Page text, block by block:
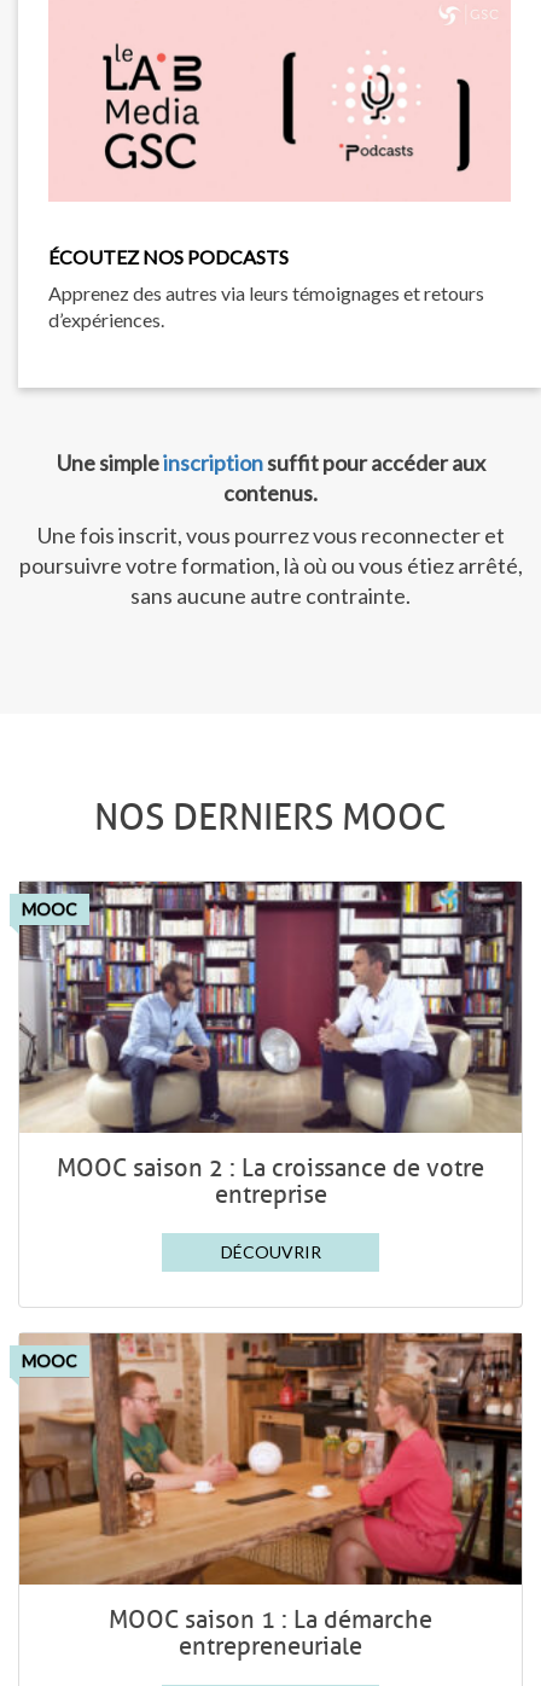
ÉCOUTEZ NOS PODCASTS
Apprenez des autres via leurs témoignages et retours
d’expériences.
Une simpleinscriptionsuffit pour accéder aux
contenus.
Une fois inscrit, vous pourrez vous reconnecter et
poursuivre votre formation, là où ou vous étiez arrêté,
sans aucune autre contrainte.
NOS DERNIERS MOOC
MOOC
MOOC saison 2 : La croissance de votre
entreprise
DÉCOUVRIR
MOOC
MOOC saison 1 : La démarche
entrepreneuriale